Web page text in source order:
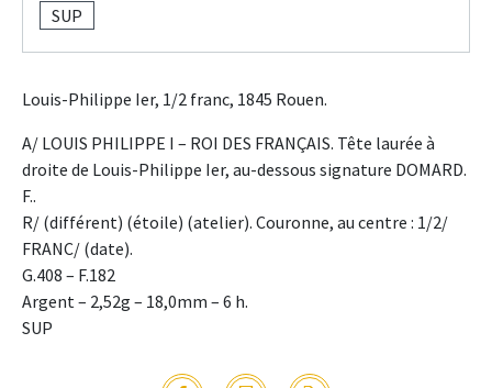
SUP
Louis-Philippe Ier, 1/2 franc, 1845 Rouen.
A/ LOUIS PHILIPPE I – ROI DES FRANÇAIS. Tête laurée à
droite de Louis-Philippe Ier, au-dessous signature DOMARD.
F..
R/ (différent) (étoile) (atelier). Couronne, au centre : 1/2/
FRANC/ (date).
G.408 – F.182
Argent – 2,52g – 18,0mm – 6 h.
SUP